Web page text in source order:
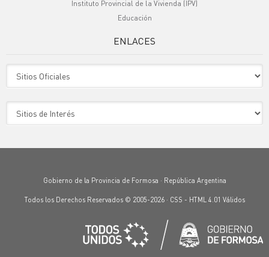
Instituto Provincial de la Vivienda (IPV)
Educación
ENLACES
Gobierno de la Provincia de Formosa · República Argentina
Todos los Derechos Reservados © 2005-2026 · CSS - HTML 4.01 Válidos